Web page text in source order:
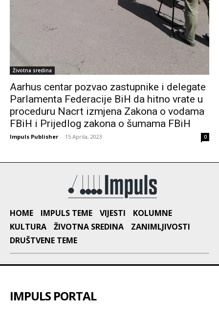
Životna sredina
Aarhus centar pozvao zastupnike i delegate
Parlamenta Federacije BiH da hitno vrate u
proceduru Nacrt izmjena Zakona o vodama
FBiH i Prijedlog zakona o šumama FBiH
Impuls Publisher - 15 Aprila, 2023 0
HOME IMPULS TEME VIJESTI
KOLUMNE
KULTURA
ŽIVOTNA SREDINA
ZANIMLJIVOSTI
DRUŠTVENE TEME
IMPULS PORTAL